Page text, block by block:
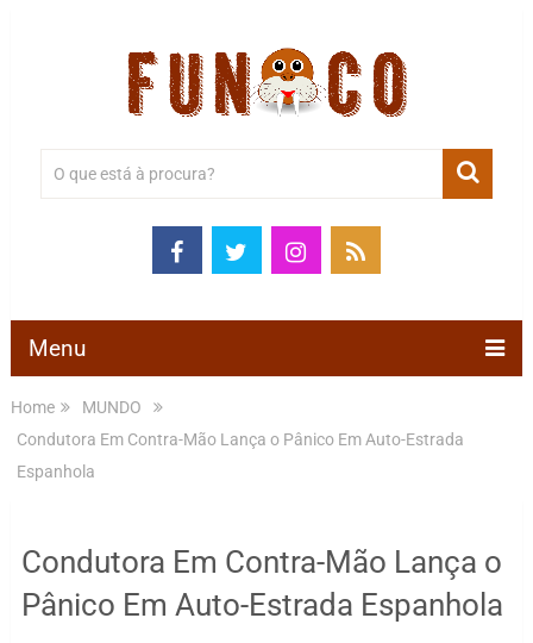
Menu
Home
MUNDO
Condutora Em Contra-Mão Lança o Pânico Em Auto-Estrada
Espanhola
Condutora Em Contra-Mão Lança o
Pânico Em Auto-Estrada Espanhola